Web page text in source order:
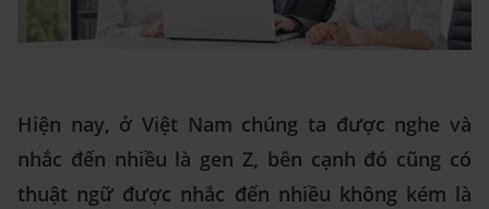
Hiện nay, ở Việt Nam chúng ta được nghe và
nhắc đến nhiều là gen Z, bên cạnh đó cũng có
thuật ngữ được nhắc đến nhiều không kém là